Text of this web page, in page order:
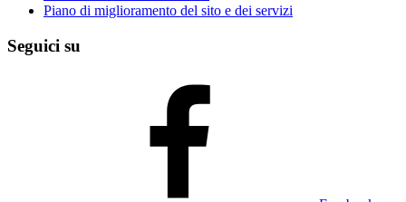
Piano di miglioramento del sito e dei servizi
Seguici su